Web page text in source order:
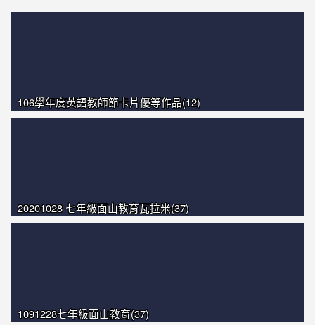
photo-1018
106學年度英語教師節卡片優等作品(12)
20201028 七年級面山教育瓦拉米(37)
1091228七年級面山教育(37)